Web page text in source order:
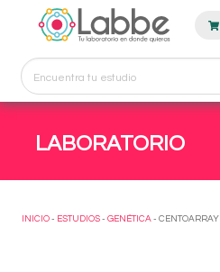
LABORATORIO
INICIO - ESTUDIOS - GENÉTICA - CENTOARRAY